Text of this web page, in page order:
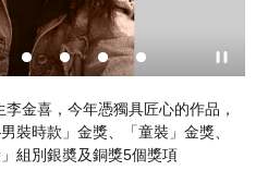
金喜，今年憑獨具匠心的作品，
裝時款」金獎、「童裝」金獎、
組別銀奬及銅獎5個獎項